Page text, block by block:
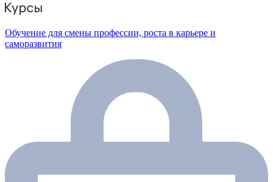
Обучение для смены профессии, роста в карьере и
саморазвития